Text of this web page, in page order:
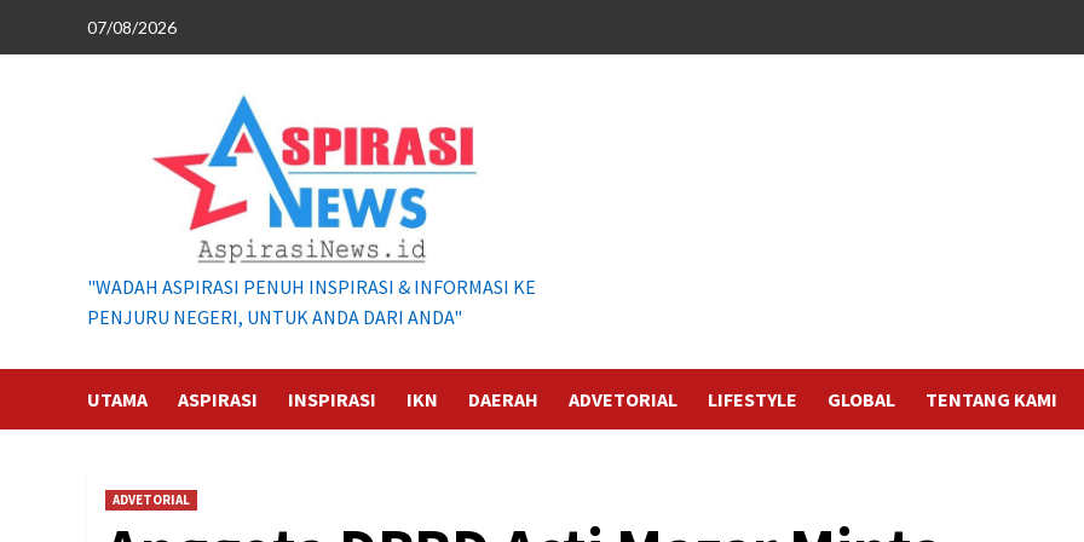
07/08/2026
"WADAH ASPIRASI PENUH INSPIRASI & INFORMASI KE
PENJURU NEGERI, UNTUK ANDA DARI ANDA"
UTAMA ASPIRASI INSPIRASI IKN DAERAH ADVETORIAL LIFESTYLE GLOBAL TENTANG KAMI
ADVETORIAL